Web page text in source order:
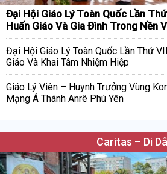
Đại Hội Giáo Lý Toàn Quốc Lần
Huấn Giáo Và Gia Đình Trong Nền
Đại Hội Giáo Lý Toàn Quốc Lần Thứ
Giáo Và Khai Tâm Nhiệm Hiệp
Giáo Lý Viên – Huynh Trưởng Vùng
Mạng Á Thánh Anrê Phú Yên
Caritas – Di